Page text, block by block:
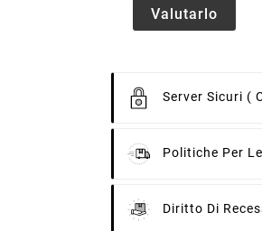
Valutarlo
Server Sicuri (
Politiche Per
Diritto Di